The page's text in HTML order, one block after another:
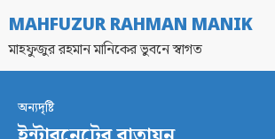
MAHFUZUR RAHMAN MANIK
মাহফুজুর রহমান মানিকের ভুবনে স্বাগত
অন্যদৃষ্টি